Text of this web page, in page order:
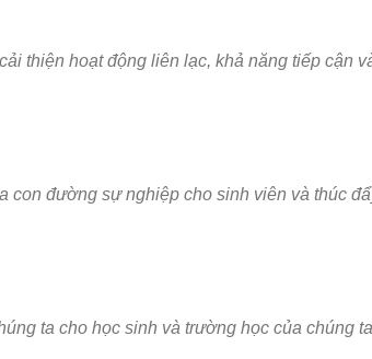
thiện hoạt động liên lạc, khả năng tiếp cận
con đường sự nghiệp cho sinh viên và thúc
ta cho học sinh và trường học của chúng